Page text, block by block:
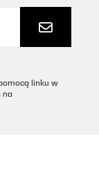
linku w
na